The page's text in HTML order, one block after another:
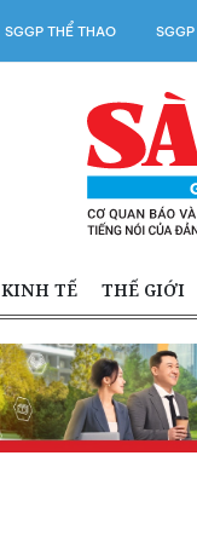
SGGP THỂ THAO
KINH TẾ THẾ GIỚI